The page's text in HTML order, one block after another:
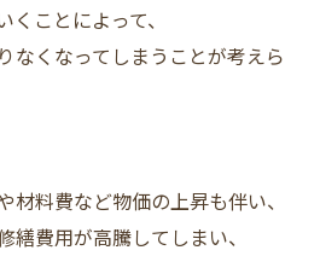
ことによって、
なくなってしまうことが考えら
材料費など物価の上昇も伴い、
繕費用が高騰してしまい、